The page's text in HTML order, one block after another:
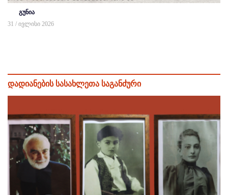
გუნია
31 / ივლისი 2026
დადიანების სასახლეთა საგანძური